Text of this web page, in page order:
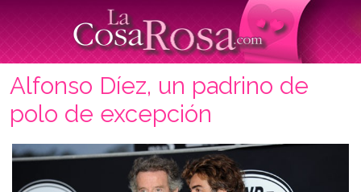
Alfonso Díez, un padrino de
polo de excepción